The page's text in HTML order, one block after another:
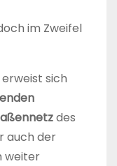
im Zweifel
sich
des
auch der
weiter